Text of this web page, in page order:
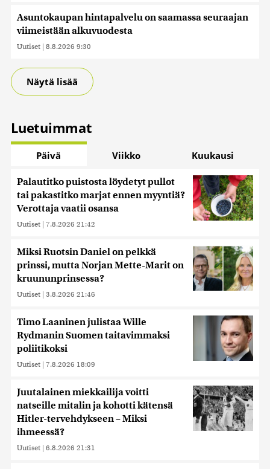
Asuntokaupan hintapalvelu on saamassa seuraajan
viimeistään alkuvuodesta
Uutiset | 8.8.2026 9:30
Näytä lisää
Luetuimmat
Päivä Viikko Kuukausi
Palautitko puistosta löydetyt pullot
tai pakastitko marjat ennen myyntiä?
Verottaja vaatii osansa
Uutiset | 7.8.2026 21:42
Miksi Ruotsin Daniel on pelkkä
prinssi, mutta Norjan Mette-Marit on
kruununprinsessa?
Uutiset | 3.8.2026 21:46
Timo Laaninen julistaa Wille
Rydmanin Suomen taitavimmaksi
poliitikoksi
Uutiset | 7.8.2026 18:09
Juutalainen miekkailija voitti
natseille mitalin ja kohotti kätensä
Hitler-tervehdykseen – Miksi
ihmeessä?
Uutiset | 6.8.2026 21:31